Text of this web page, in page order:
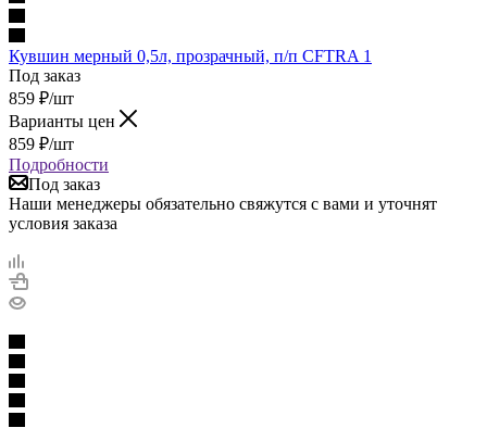
Кувшин мерный 0,5л, прозрачный, п/п CFTRA 1
Под заказ
859 ₽/шт
Варианты цен
859 ₽/шт
Подробности
Под заказ
Наши менеджеры обязательно свяжутся с вами и уточнят
условия заказа